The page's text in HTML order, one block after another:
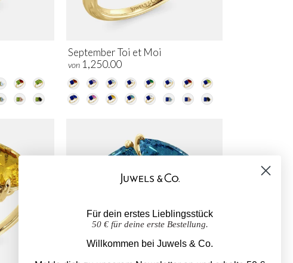
September Toi et Moi
von 1,250.00
Für dein erstes Lieblingsstück
50 € für deine erste Bestellung.
Willkommen bei Juwels & Co.